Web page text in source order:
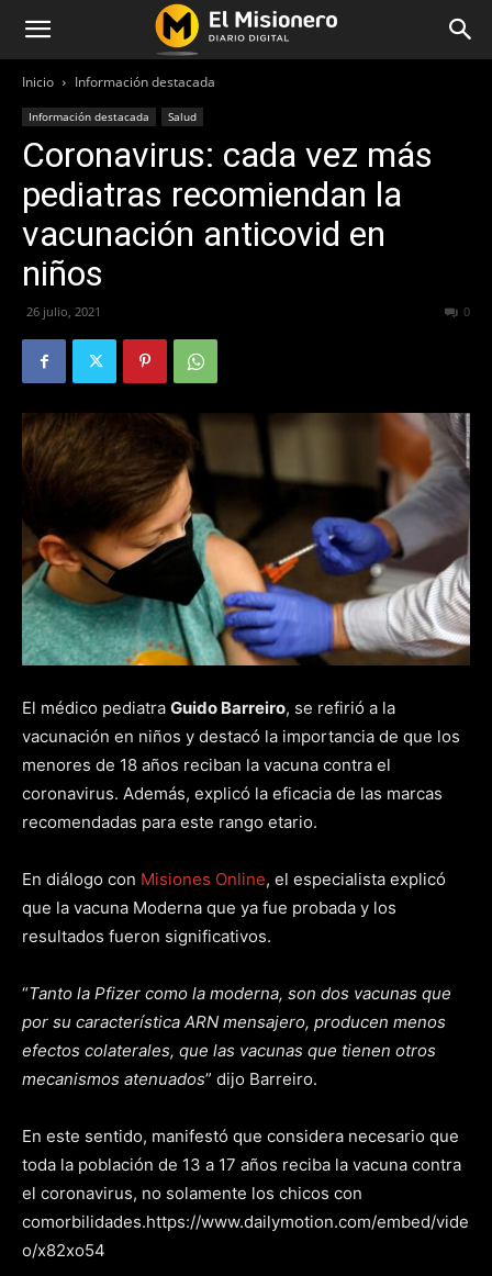
Inicio Información destacada
Información destacada Salud
Coronavirus: cada vez más
pediatras recomiendan la
vacunación anticovid en
niños
26 julio, 2021 0
El médico pediatra Guido Barreiro, se refirió a la
vacunación en niños y destacó la importancia de que los
menores de 18 años reciban la vacuna contra el
coronavirus. Además, explicó la eficacia de las marcas
recomendadas para este rango etario.
En diálogo con Misiones Online, el especialista explicó
que la vacuna Moderna que ya fue probada y los
resultados fueron significativos.
“Tanto la Pfizer como la moderna, son dos vacunas que
por su característica ARN mensajero, producen menos
efectos colaterales, que las vacunas que tienen otros
mecanismos atenuados” dijo Barreiro.
En este sentido, manifestó que considera necesario que
toda la población de 13 a 17 años reciba la vacuna contra
el coronavirus, no solamente los chicos con
comorbilidades.https://www.dailymotion.com/embed/vide
o/x82xo54